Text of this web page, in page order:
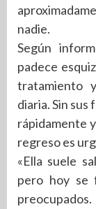
nadie.
Según
padece
tratamiento
diaria. Sin sus
rápidamente
regreso es
«Ella suele
pero hoy se